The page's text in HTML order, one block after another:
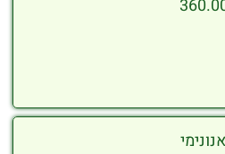
אנונימי